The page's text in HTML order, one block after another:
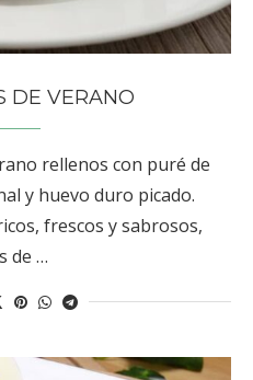
DE VERANO
rellenos con puré de
y huevo duro picado.
frescos y sabrosos,
de …